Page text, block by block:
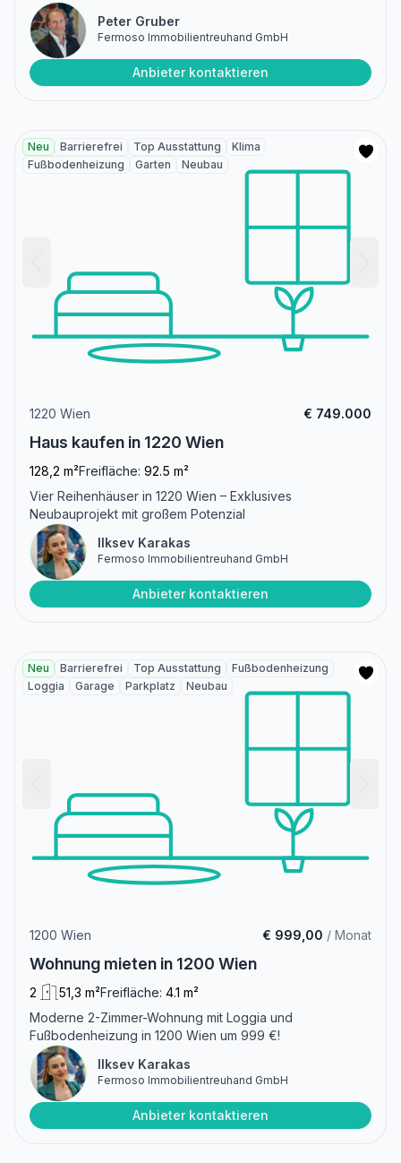
Peter Gruber
Fermoso Immobilientreuhand GmbH
Anbieter kontaktieren
Neu Barrierefrei Top Ausstattung
Klima
Fußbodenheizung
Garten Neubau
1220 Wien € 749.000
Haus kaufen in 1220 Wien
128,2 m²Freifläche: 92.5 m²
Vier Reihenhäuser in 1220 Wien – Exklusives
Neubauprojekt mit großem Potenzial
Ilksev Karakas
Fermoso Immobilientreuhand GmbH
Anbieter kontaktieren
Neu Barrierefrei Top Ausstattung
Fußbodenheizung
Loggia
Garage Parkplatz Neubau
1200 Wien € 999,00 / Monat
Wohnung mieten in 1200 Wien
2 51,3 m²Freifläche: 4.1 m²
Moderne 2-Zimmer-Wohnung mit Loggia und
Fußbodenheizung in 1200 Wien um 999 €!
Ilksev Karakas
Fermoso Immobilientreuhand GmbH
Anbieter kontaktieren